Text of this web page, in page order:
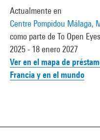
Actualmente en
Centre Pompidou Málaga,
como parte de To Open
2025 - 18 enero 2027
Ver en el mapa de
Francia y en el mundo